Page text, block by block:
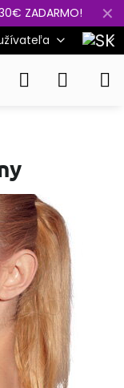
✕
ZADARMO!